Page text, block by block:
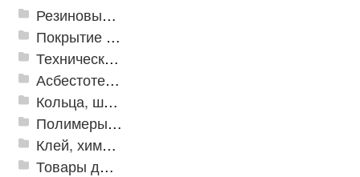
Резиновые и ПВХ дорожки
Покрытие из резиновой крошки
Техническая резина
Асбестотехнические и теплоизоляционные материалы
Кольца, шайбы, манжеты
Полимеры и пластики
Клей, химия, сопутствующие товары
Товары для дома